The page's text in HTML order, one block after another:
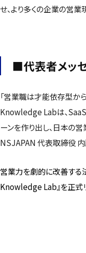
せ、より多くの企業の営業
■代表者メッ
「営業職は才能依存型か
Knowledge Labは、
ーンを作り出し、日本の
NSJAPAN 代表取締役 内
営業力を劇的に改善す
Knowledge Lab』を正式